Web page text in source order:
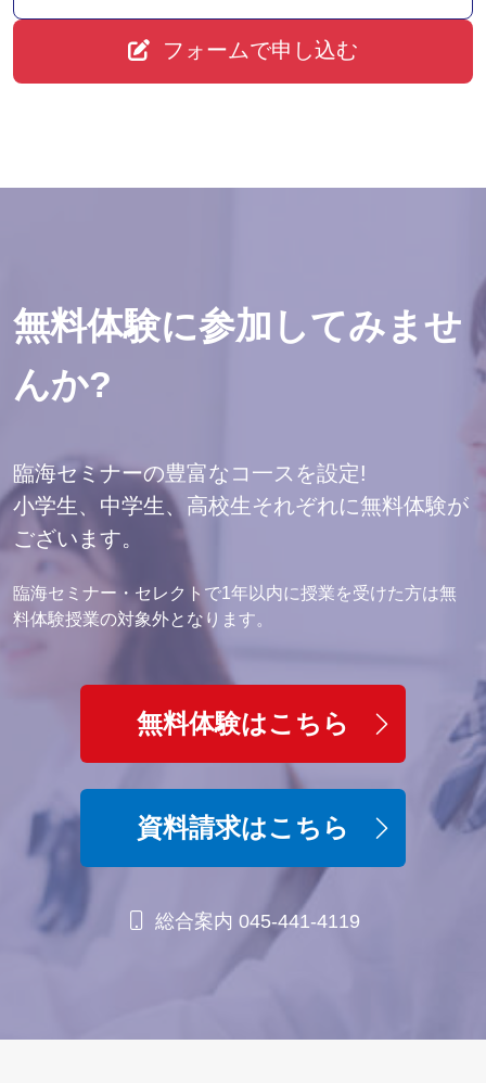
フォームで申し込む
無料体験に参加してみませ
んか?
臨海セミナーの豊富なコ一スを設定!
小学生、中学生、高校生それぞれに無料体験が
ございます。
臨海セミナー・セレクトで1年以内に授業を受けた方は無
料体験授業の対象外となります。
無料体験はこちら
資料請求はこちら
総合案内 045-441-4119